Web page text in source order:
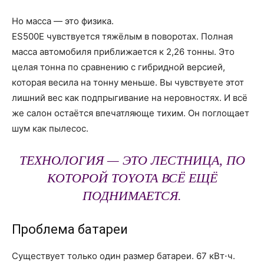
Но масса — это физика.
ES500E чувствуется тяжёлым в поворотах. Полная
масса автомобиля приближается к 2,26 тонны. Это
целая тонна по сравнению с гибридной версией,
которая весила на тонну меньше. Вы чувствуете этот
лишний вес как подпрыгивание на неровностях. И всё
же салон остаётся впечатляюще тихим. Он поглощает
шум как пылесос.
ТЕХНОЛОГИЯ — ЭТО ЛЕСТНИЦА, ПО
КОТОРОЙ TOYOTA ВСЁ ЕЩЁ
ПОДНИМАЕТСЯ.
Проблема батареи
Существует только один размер батареи. 67 кВт⋅ч.